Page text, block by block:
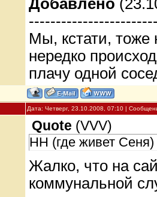
Мы, кстати, тоже
нередко
плачу одной
Дата: Четверг, 23.10.2008, 07:10 |
Quote (VVV)
НН (где живет Сеня)
Жалко, что на
коммунальной